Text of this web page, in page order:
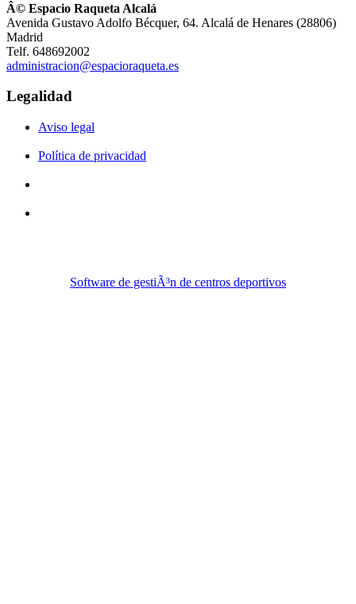
Â© Espacio Raqueta Alcalá
Avenida Gustavo Adolfo Bécquer, 64. Alcalá de Henares (28806)
Madrid
Telf. 648692002
administracion@espacioraqueta.es
Legalidad
Aviso legal
Política de privacidad
Software de gestiÃ³n de centros deportivos